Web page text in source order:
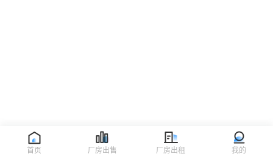
首页 厂房出售 厂房出租 我的